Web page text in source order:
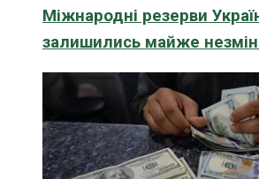
Міжнародні резерви
залишились майже